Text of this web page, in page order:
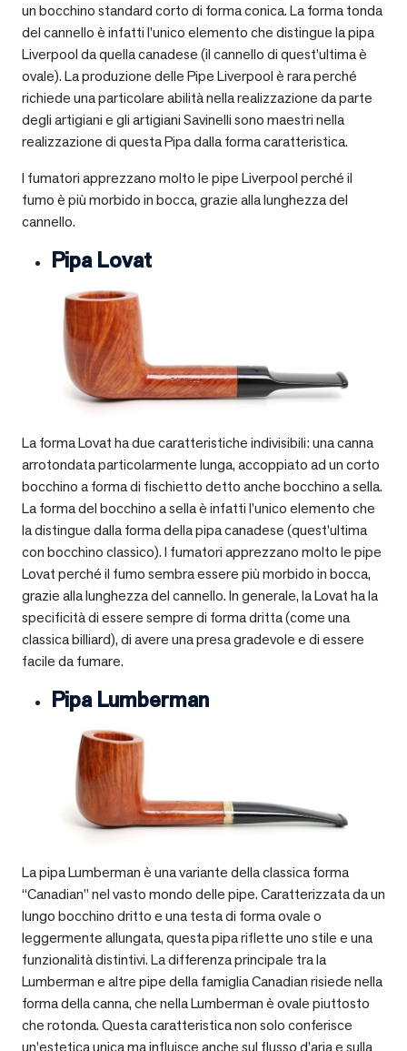
un bocchino standard corto di forma conica. La forma tonda
del cannello è infatti l’unico elemento che distingue la pipa
Liverpool da quella canadese (il cannello di quest’ultima è
ovale). La produzione delle Pipe Liverpool è rara perché
richiede una particolare abilità nella realizzazione da parte
degli artigiani e gli artigiani Savinelli sono maestri nella
realizzazione di questa Pipa dalla forma caratteristica.
I fumatori apprezzano molto le pipe Liverpool perché il
fumo è più morbido in bocca, grazie alla lunghezza del
cannello.
Pipa Lovat
La forma Lovat ha due caratteristiche indivisibili: una canna
arrotondata particolarmente lunga, accoppiato ad un corto
bocchino a forma di fischietto detto anche bocchino a sella.
La forma del bocchino a sella è infatti l’unico elemento che
la distingue dalla forma della pipa canadese (quest’ultima
con bocchino classico). I fumatori apprezzano molto le pipe
Lovat perché il fumo sembra essere più morbido in bocca,
grazie alla lunghezza del cannello. In generale, la Lovat ha la
specificità di essere sempre di forma dritta (come una
classica billiard), di avere una presa gradevole e di essere
facile da fumare.
Pipa Lumberman
La pipa Lumberman è una variante della classica forma
“Canadian” nel vasto mondo delle pipe. Caratterizzata da un
lungo bocchino dritto e una testa di forma ovale o
leggermente allungata, questa pipa riflette uno stile e una
funzionalità distintivi. La differenza principale tra la
Lumberman e altre pipe della famiglia Canadian risiede nella
forma della canna, che nella Lumberman è ovale piuttosto
che rotonda. Questa caratteristica non solo conferisce
un’estetica unica ma influisce anche sul flusso d’aria e sulla